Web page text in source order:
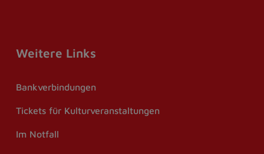
Weitere Links
Bankverbindungen
Tickets für Kulturveranstaltungen
Im Notfall